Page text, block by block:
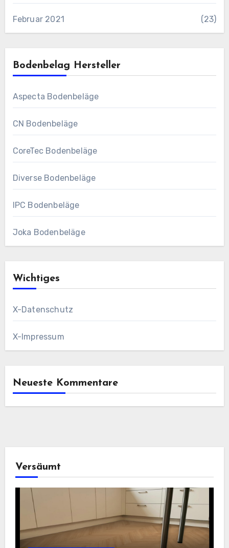
Februar 2021 (23)
Bodenbelag Hersteller
Aspecta Bodenbeläge
CN Bodenbeläge
CoreTec Bodenbeläge
Diverse Bodenbeläge
IPC Bodenbeläge
Joka Bodenbeläge
Wichtiges
X-Datenschutz
X-Impressum
Neueste Kommentare
Versäumt